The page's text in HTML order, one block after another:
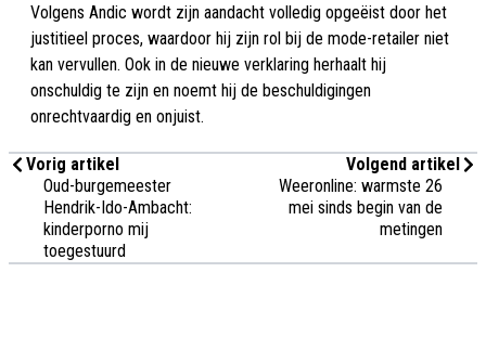
Volgens Andic wordt zijn aandacht volledig opgeëist door het
justitieel proces, waardoor hij zijn rol bij de mode-retailer niet
kan vervullen. Ook in de nieuwe verklaring herhaalt hij
onschuldig te zijn en noemt hij de beschuldigingen
onrechtvaardig en onjuist.
Vorig artikel
Oud-burgemeester
Hendrik-Ido-Ambacht:
kinderporno mij
toegestuurd
Volgend artikel
Weeronline: warmste 26
mei sinds begin van de
metingen